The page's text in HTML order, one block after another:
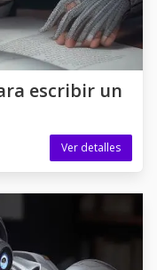
escribir un
Ver detalles